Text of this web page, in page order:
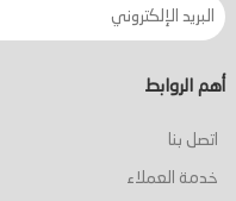
أهم الروابط
اتصل بنا
خدمة العملاء